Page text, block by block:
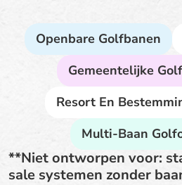
Openbare Golfbanen
Gemeentelijke
Resort En
Multi-Baan
**Niet ontworpen voor:
sale systemen zonder